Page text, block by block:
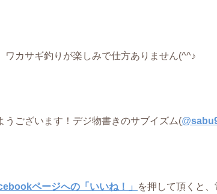
ワカサギ釣りが楽しみで仕方ありません(^^♪
うございます！デジ物書きのサブイズム(@
ページへの「いいね！」 を押して頂くと